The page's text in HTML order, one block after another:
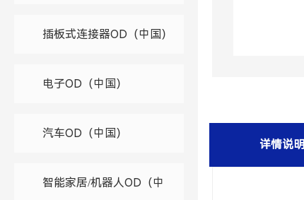
插板式连接器OD（中国）
电子OD（中国）
汽车OD（中国）
智能家居/机器人OD（中
详情说明